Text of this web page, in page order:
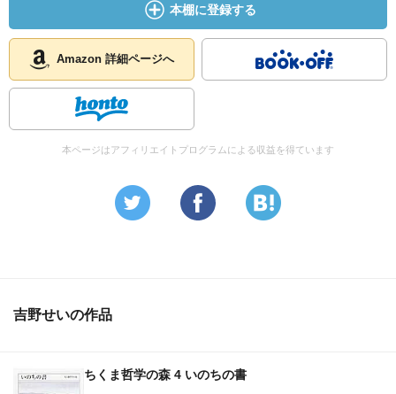
光の中で球を上下しはじめた。
厳粛な精魂の恐ろしいおどりであった。』
↓
月夜に照らされて手作りのヨーヨーを操る我が子の姿。
なんとも神々しい場面、まさに神、洟をたらした神と
せいさんの瞳には映ったのでしょうね。
技巧がどうしたこうしたとか、
才能があるとかないとか
つまりどれだけ日々を真摯に生きてきたのか？
そういうことなんだろうなあ、
と思ってしまいます。
本棚に登録する
Amazon 詳細ページへ
本ページはアフィリエイトプログラムによる収益を得ています
吉野せいの作品
ちくま哲学の森 4 いのちの書